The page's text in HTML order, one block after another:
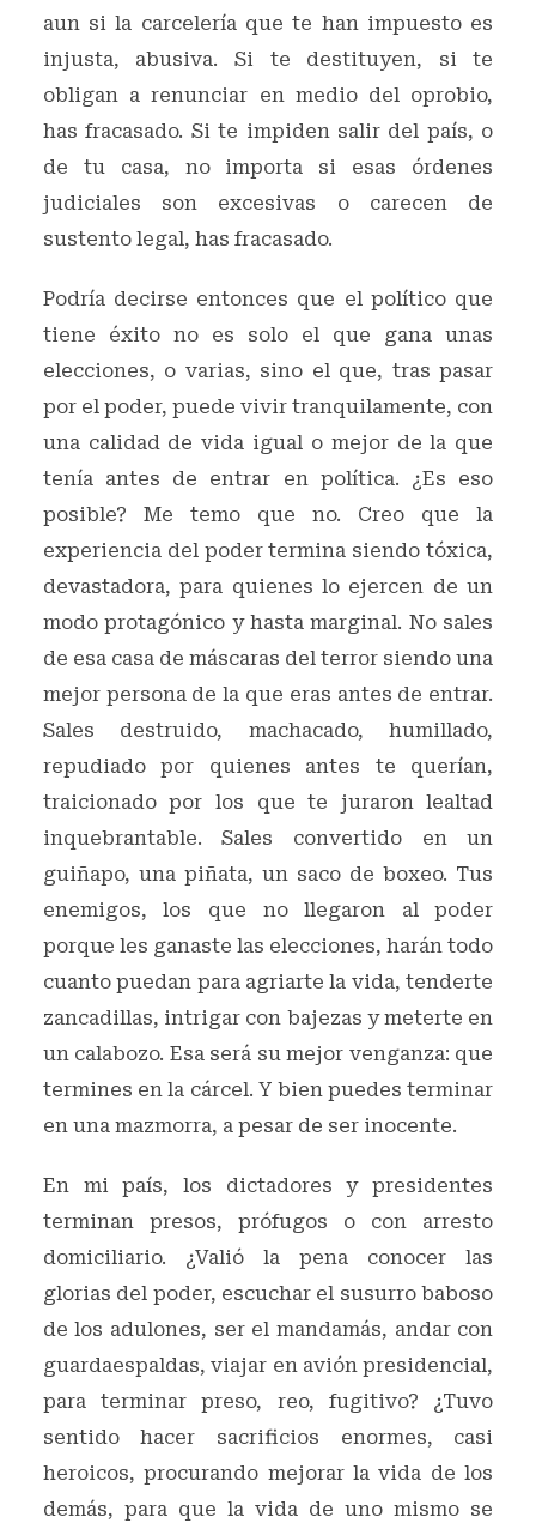
aun si la carcelería que te han impuesto es
injusta, abusiva. Si te destituyen, si te
obligan a renunciar en medio del oprobio,
has fracasado. Si te impiden salir del país, o
de tu casa, no importa si esas órdenes
judiciales son excesivas o carecen de
sustento legal, has fracasado.
Podría decirse entonces que el político que
tiene éxito no es solo el que gana unas
elecciones, o varias, sino el que, tras pasar
por el poder, puede vivir tranquilamente, con
una calidad de vida igual o mejor de la que
tenía antes de entrar en política. ¿Es eso
posible? Me temo que no. Creo que la
experiencia del poder termina siendo tóxica,
devastadora, para quienes lo ejercen de un
modo protagónico y hasta marginal. No sales
de esa casa de máscaras del terror siendo una
mejor persona de la que eras antes de entrar.
Sales destruido, machacado, humillado,
repudiado por quienes antes te querían,
traicionado por los que te juraron lealtad
inquebrantable. Sales convertido en un
guiñapo, una piñata, un saco de boxeo. Tus
enemigos, los que no llegaron al poder
porque les ganaste las elecciones, harán todo
cuanto puedan para agriarte la vida, tenderte
zancadillas, intrigar con bajezas y meterte en
un calabozo. Esa será su mejor venganza: que
termines en la cárcel. Y bien puedes terminar
en una mazmorra, a pesar de ser inocente.
En mi país, los dictadores y presidentes
terminan presos, prófugos o con arresto
domiciliario. ¿Valió la pena conocer las
glorias del poder, escuchar el susurro baboso
de los adulones, ser el mandamás, andar con
guardaespaldas, viajar en avión presidencial,
para terminar preso, reo, fugitivo? ¿Tuvo
sentido hacer sacrificios enormes, casi
heroicos, procurando mejorar la vida de los
demás, para que la vida de uno mismo se